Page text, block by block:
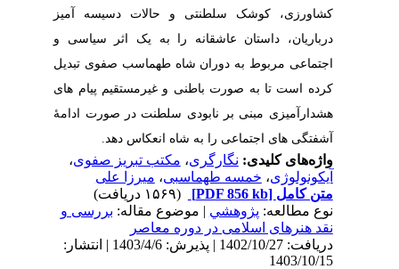
کشاورزی، کوشک سلطنتی و حالات دسیسه آمیز
درباریان، داستان عاشقانه را به یک اثر سیاسی و
اجتماعی مربوط به دوران شاه طهماسب صفوی تبدیل
کرده است تا به ‌صورت باطنی و غیرمستقیم پیام های
هشدارآمیزی مبنی بر نابودی سلطنت در صورت ادامۀ
آشفتگی های اجتماعی را به شاه انعکاس دهد.
واژه‌های کلیدی:نگارگری ،مکتب تبریز صفوی،
آیکونولوژی،خمسه طهماسبی،میرزا علی
متن کامل[PDF 856 kb]
(۱۵۶۹ دریافت)
نوع مطالعه: پژوهشي | موضوع مقاله:بررسی و
نقد هنرهای اسلامی در دوره معاصر
دریافت: 1402/10/27 | پذیرش: 1403/4/6 | انتشار:
1403/10/15